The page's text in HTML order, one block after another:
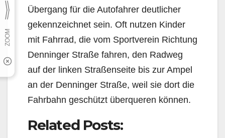
Übergang für die Autofahrer deutlicher
gekennzeichnet sein. Oft nutzen Kinder
mit Fahrrad, die vom Sportverein Richtung
Denninger Straße fahren, den Radweg
auf der linken Stra­ßenseite bis zur Ampel
an der Denninger Straße, weil sie dort die
Fahrbahn geschützt überqueren können.
Related Posts: